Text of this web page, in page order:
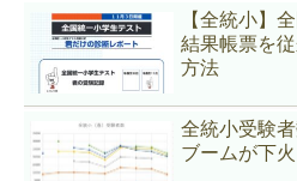
【全統小】
結果帳票を
方法
全統小受験
ブームが下火